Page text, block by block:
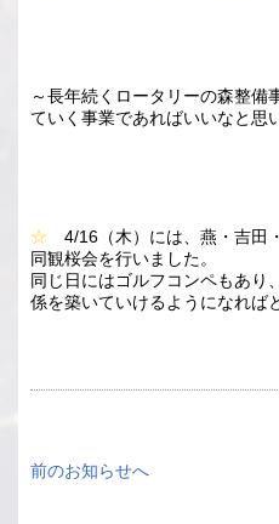
～長年続くロータリーの森整備
ていく事業であればいいなと思
☆ 4/16（木）には、燕・吉田
同観桜会を行いました。
同じ日にはゴルフコンペもあり
係を築いていけるようになれば
前のお知らせへ